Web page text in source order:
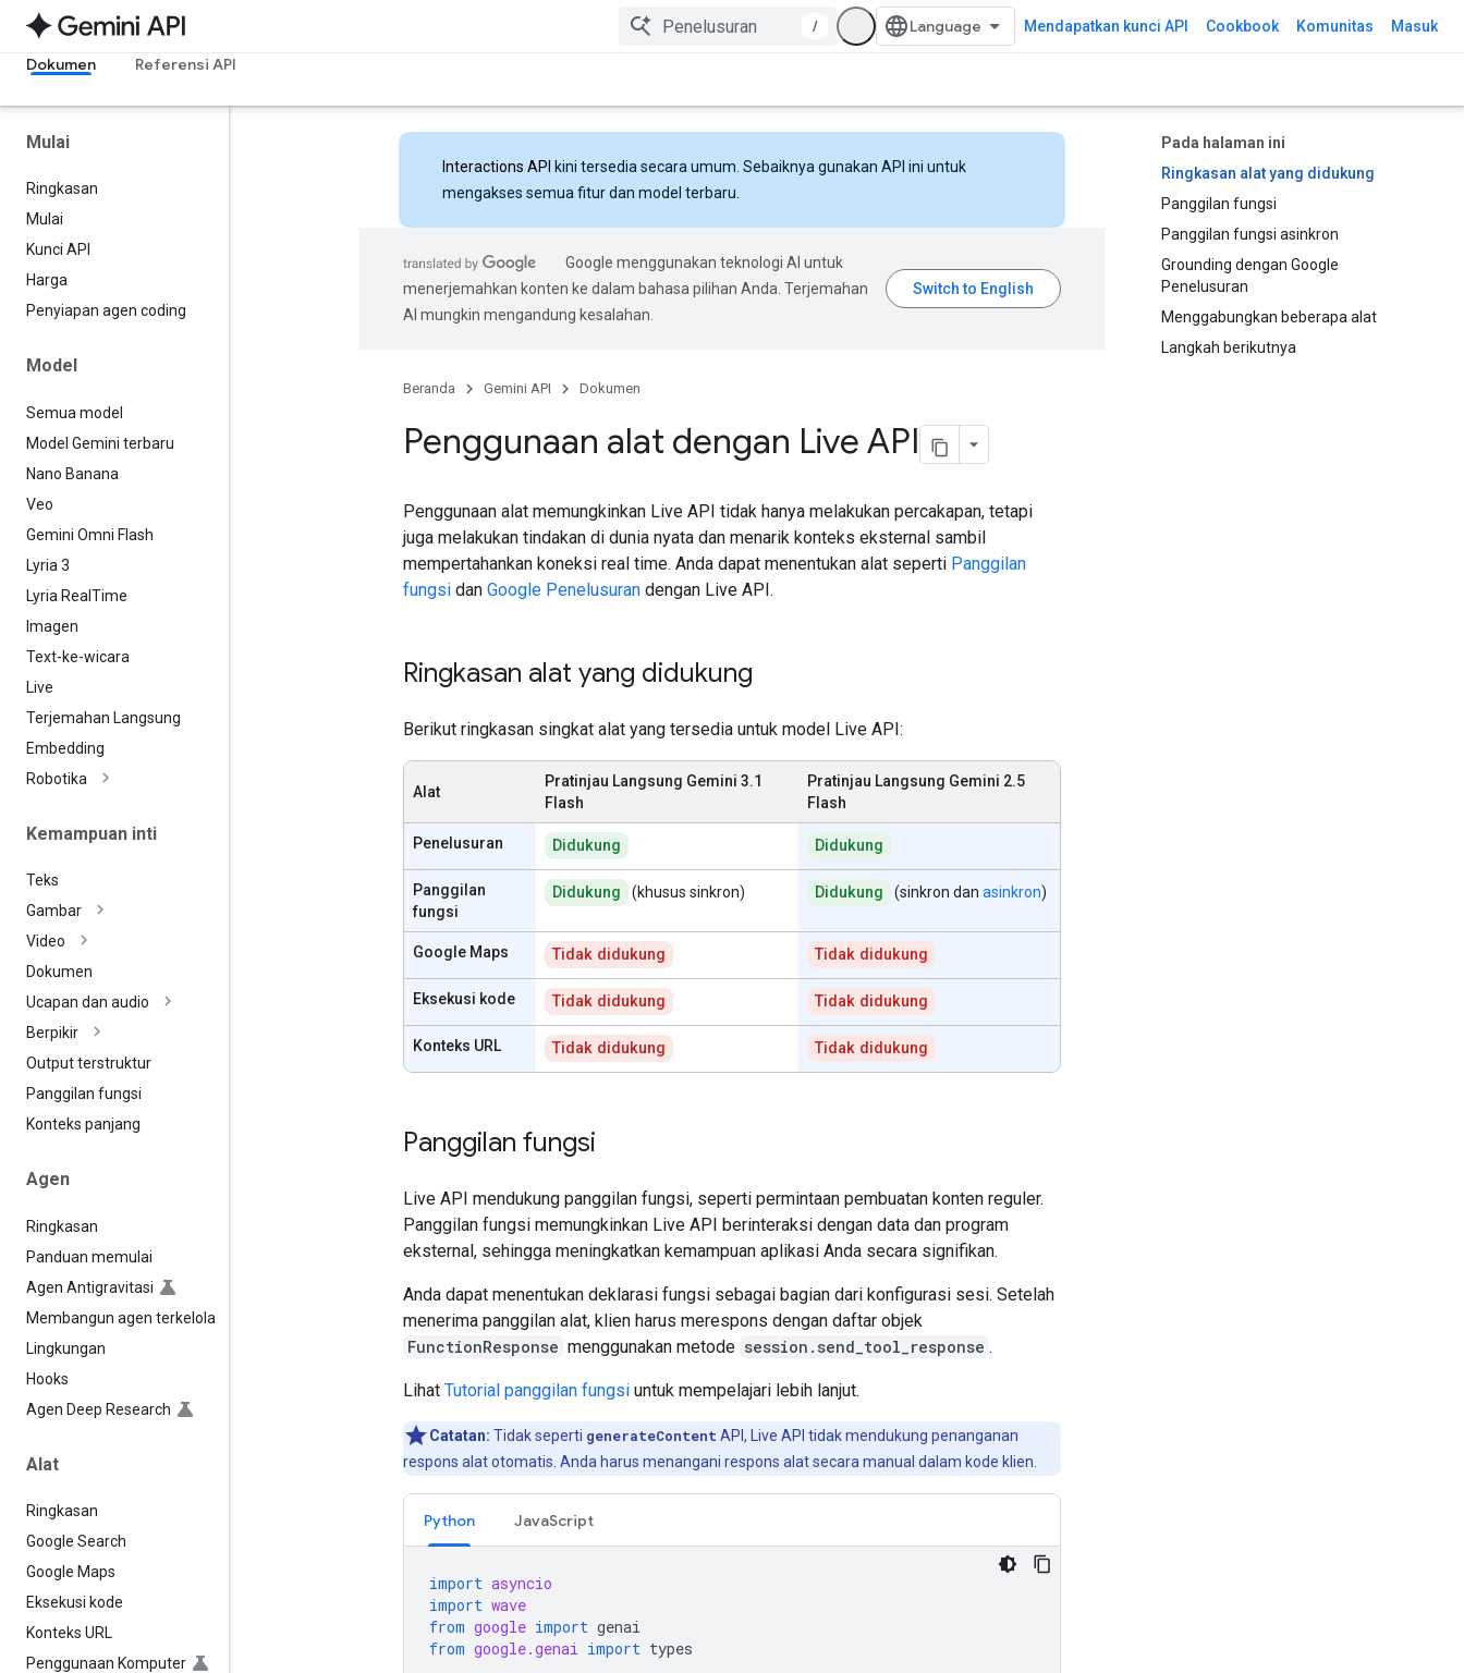
/ Mendapatkan kunci API Cookbook Komunitas Masuk
Dokumen Referensi API
Mulai
Ringkasan
Mulai
Kunci API
Harga
Penyiapan agen coding
Model
Semua model
Model Gemini terbaru
Nano Banana
Veo
Gemini Omni Flash
Lyria 3
Lyria Real Time
Imagen
Text-ke-wicara
Live
Terjemahan Langsung
Embedding
Robotika
Kemampuan inti
Teks
Gambar
Video
Dokumen
Ucapan dan audio
Berpikir
Output terstruktur
Panggilan fungsi
Konteks panjang
Agen
Ringkasan
Panduan memulai
Agen Antigravitasi
Membangun agen terkelola
Lingkungan
Hooks
Agen Deep Research
Alat
Ringkasan
Google Search
Google Maps
Eksekusi kode
Konteks URL
Penggunaan Komputer
Pada halaman ini
Ringkasan alat yang didukung
Panggilan fungsi
Panggilan fungsi asinkron
Grounding dengan Google
Penelusuran
Menggabungkan beberapa alat
Langkah berikutnya
Interactions API kini tersedia secara umum. Sebaiknya gunakan API ini untuk
mengakses semua fitur dan model terbaru.
Google menggunakan teknologi AI untuk
menerjemahkan konten ke dalam bahasa pilihan Anda. Terjemahan
AI mungkin mengandung kesalahan.
Beranda Gemini API Dokumen
Penggunaan alat dengan Live API
Penggunaan alat memungkinkan Live API tidak hanya melakukan percakapan, tetapi
juga melakukan tindakan di dunia nyata dan menarik konteks eksternal sambil
mempertahankan koneksi real time. Anda dapat menentukan alat seperti Panggilan
fungsi dan Google Penelusuran dengan Live API.
Ringkasan alat yang didukung
Berikut ringkasan singkat alat yang tersedia untuk model Live API:
Alat
Pratinjau Langsung Gemini 3.1
Flash
Pratinjau Langsung Gemini 2.5
Flash
Penelusuran Didukung Didukung
Panggilan
fungsi
Didukung (khusus sinkron) Didukung (sinkron danasinkron)
Google Maps Tidak didukung Tidak didukung
Eksekusi kode Tidak didukung Tidak didukung
Konteks URL Tidak didukung Tidak didukung
Panggilan fungsi
Live API mendukung panggilan fungsi, seperti permintaan pembuatan konten reguler.
Panggilan fungsi memungkinkan Live API berinteraksi dengan data dan program
eksternal, sehingga meningkatkan kemampuan aplikasi Anda secara signifikan.
Anda dapat menentukan deklarasi fungsi sebagai bagian dari konfigurasi sesi. Setelah
menerima panggilan alat, klien harus merespons dengan daftar objek
FunctionResponse menggunakan metode session.send_tool_response .
Lihat Tutorial panggilan fungsi untuk mempelajari lebih lanjut.
Catatan: Tidak seperti generateContent API, Live API tidak mendukung penanganan
respons alat otomatis. Anda harus menangani respons alat secara manual dalam kode klien.
Python JavaScript
import asyncio
import wave
from google import genai
from google.genai import types